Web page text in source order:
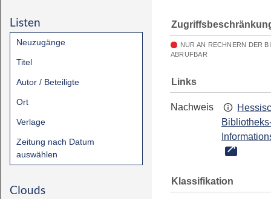
Listen
Neuzugänge
Titel
Autor / Beteiligte
Ort
Verlage
Zeitung nach Datum
auswählen
Clouds
NUR AN RECHNERN DER
ABRUFBAR
Links
Nachweis
Klassifikation